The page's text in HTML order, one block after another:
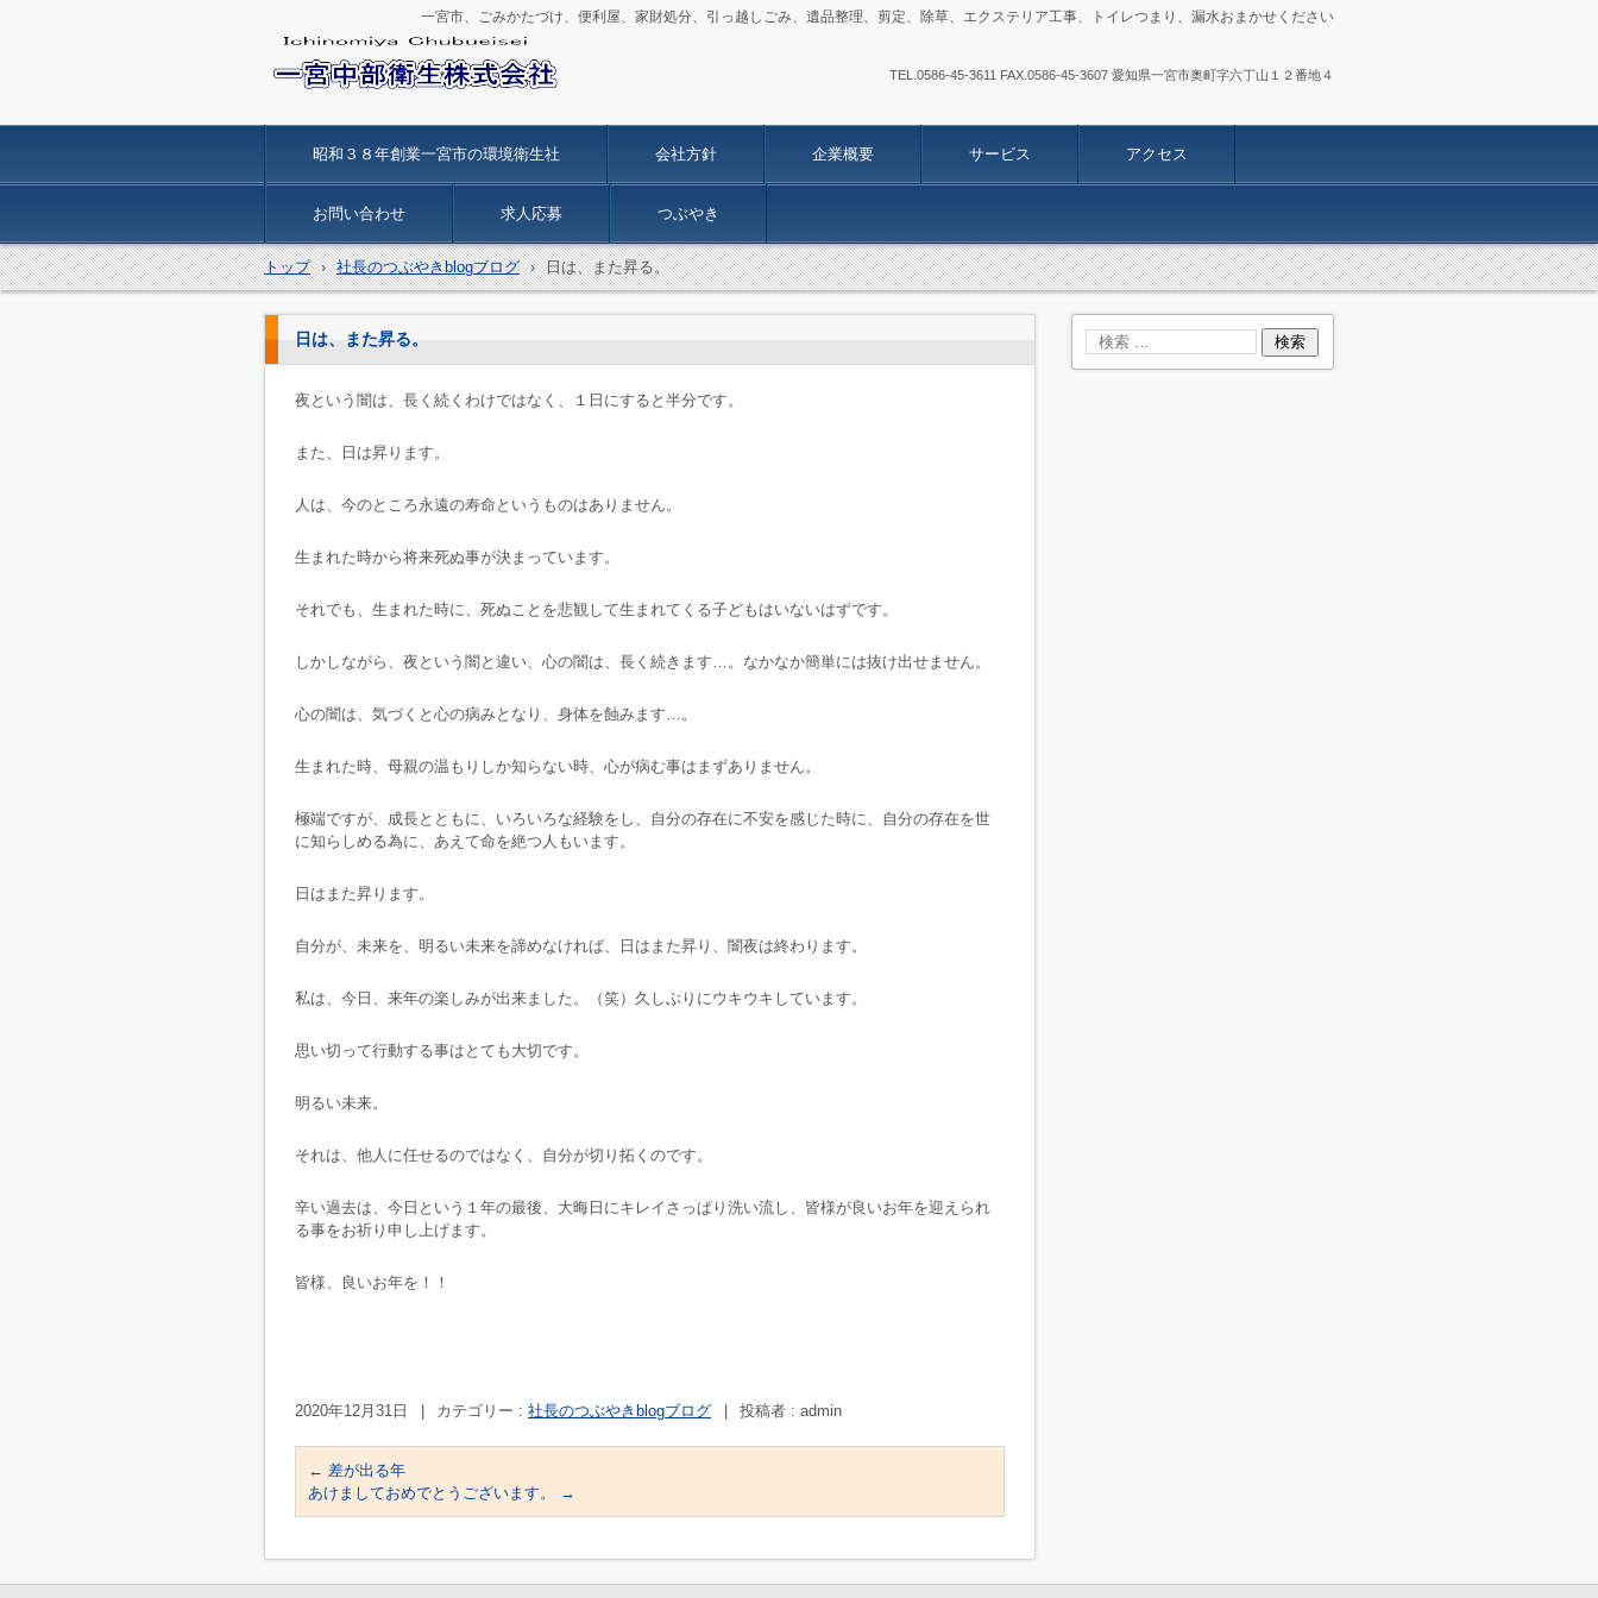
一宮市、ごみかたづけ、便利屋、家財処分、引っ越しごみ、遺品整理、剪定、除草、エクステリア工事、トイレつまり、漏水おまかせください
TEL.0586-45-3611 FAX.0586-45-3607 愛知県一宮市奥町字六丁山１２番地４
昭和３８年創業一宮市の環境衛生社 会社方針 企業概要 サービス アクセス
お問い合わせ 求人応募 つぶやき
トップ › 社長のつぶやきblogブログ › 日は、また昇る。
日は、また昇る。
夜という闇は、長く続くわけではなく、１日にすると半分です。
また、日は昇ります。
人は、今のところ永遠の寿命というものはありません。
生まれた時から将来死ぬ事が決まっています。
それでも、生まれた時に、死ぬことを悲観して生まれてくる子どもはいないはずです。
しかしながら、夜という闇と違い、心の闇は、長く続きます…。なかなか簡単には抜け出せません。
心の闇は、気づくと心の病みとなり、身体を蝕みます…。
生まれた時、母親の温もりしか知らない時、心が病む事はまずありません。
極端ですが、成長とともに、いろいろな経験をし、自分の存在に不安を感じた時に、自分の存在を世
に知らしめる為に、あえて命を絶つ人もいます。
日はまた昇ります。
自分が、未来を、明るい未来を諦めなければ、日はまた昇り、闇夜は終わります。
私は、今日、来年の楽しみが出来ました。（笑）久しぶりにウキウキしています。
思い切って行動する事はとても大切です。
明るい未来。
それは、他人に任せるのではなく、自分が切り拓くのです。
辛い過去は、今日という１年の最後、大晦日にキレイさっぱり洗い流し、皆様が良いお年を迎えられ
る事をお祈り申し上げます。
皆様、良いお年を！！
2020年12月31日 カテゴリー : 社長のつぶやきblogブログ 投稿者 : admin
← 差が出る年
あけましておめでとうございます。
→